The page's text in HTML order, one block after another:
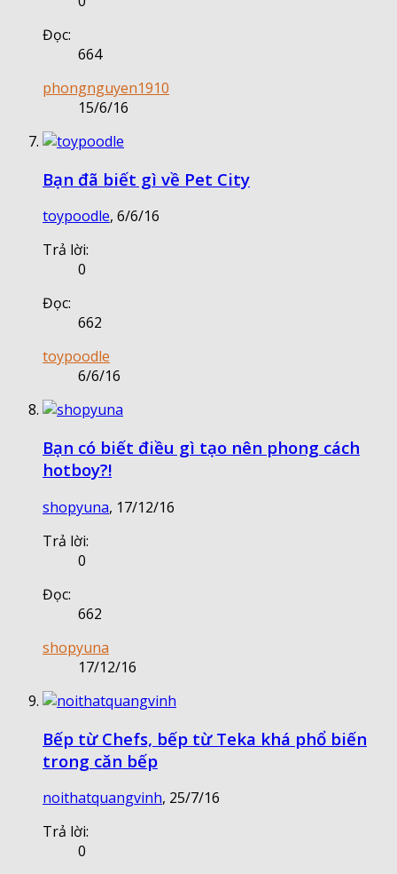
Đọc:
664
phongnguyen1910
15/6/16
Bạn đã biết gì về Pet City
toypoodle, 6/6/16
Trả lời:
0
Đọc:
662
toypoodle
6/6/16
Bạn có biết điều gì tạo nên phong cách
hotboy?!
shopyuna, 17/12/16
Trả lời:
0
Đọc:
662
shopyuna
17/12/16
Bếp từ Chefs, bếp từ Teka khá phổ biến
trong căn bếp
noithatquangvinh, 25/7/16
Trả lời:
0